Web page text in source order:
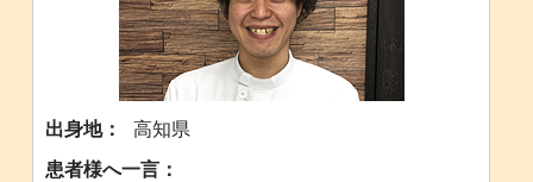
出身地：
高知県
患者様へ一言：